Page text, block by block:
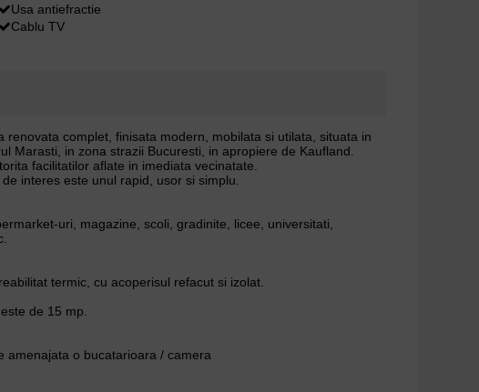
Usa antiefractie
Cablu TV
renovata complet, finisata modern, mobilata si utilata, situata in
Marasti, in zona strazii Bucuresti, in apropiere de Kaufland.
facilitatilor aflate in imediata vecinatate.
interes este unul rapid, usor si simplu.
uri, magazine, scoli, gradinite, licee, universitati,
termic, cu acoperisul refacut si izolat.
de 15 mp.
amenajata o bucatarioara / camera